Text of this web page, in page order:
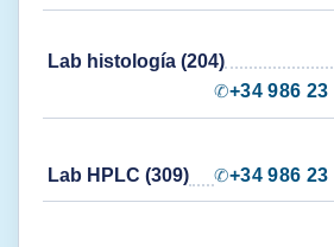
Lab histología (204)
✆+34 986 23
Lab HPLC (309) ✆+34 986 23